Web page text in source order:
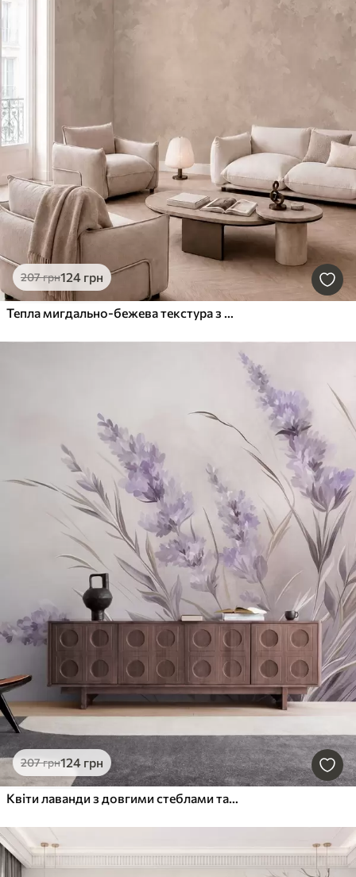
207грн124 грн
Тепла мигдально-бежева текстура з м'якими природними переходами відтінків
207грн124 грн
Квіти лаванди з довгими стеблами та листям, м'яка пастельна текстурована ілюстрація